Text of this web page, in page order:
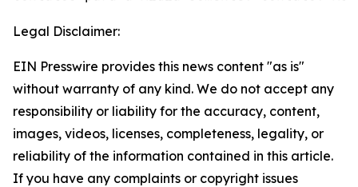
Legal Disclaimer:
EIN Presswire provides this news content "as is"
without warranty of any kind. We do not accept any
responsibility or liability for the accuracy, content,
images, videos, licenses, completeness, legality, or
reliability of the information contained in this article.
If you have any complaints or copyright issues